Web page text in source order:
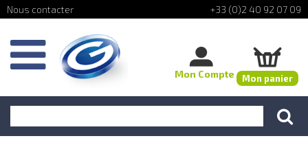
+33 (0)2 40 92 07 09
Mon Compte Mon panier